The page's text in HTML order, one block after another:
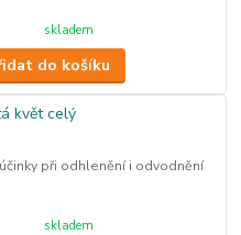
skladem
do košíku
při odhlenění i odvodnění
skladem